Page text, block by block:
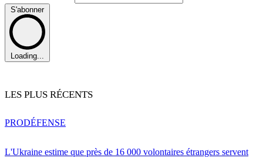
S'abonner
Loading...
LES PLUS RÉCENTS
L'Ukraine estime que près de 16 000 volontaires étrangers servent
PRODÉFENSE